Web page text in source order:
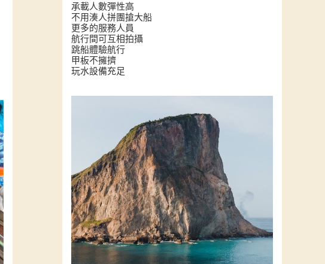
承載人數彈性高
不用湊人拼團搶大船
更多的服務人員
航行間可互相拍攝
跳船體驗航行
甲板不擁擠
玩水設備充足